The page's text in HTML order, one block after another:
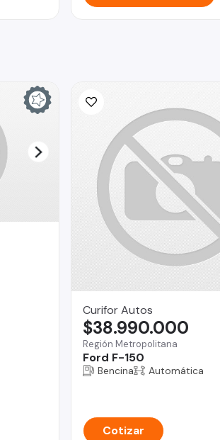
Curifor Autos
Región Metropolitana
Ford F-150
$38.990.000
Bencina Automática
Cotizar